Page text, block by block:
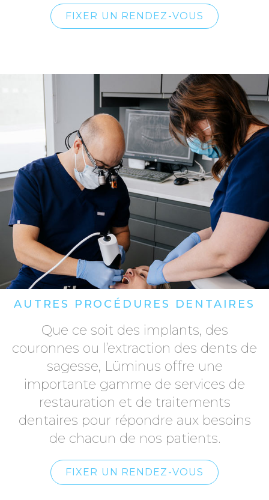
FIXER UN RENDEZ-VOUS
AUTRES PROCÉDURES DENTAIRES
Que ce soit des implants, des
couronnes ou l’extraction des dents de
sagesse, Lüminus offre une
importante gamme de services de
restauration et de traitements
dentaires pour répondre aux besoins
de chacun de nos patients.
FIXER UN RENDEZ-VOUS